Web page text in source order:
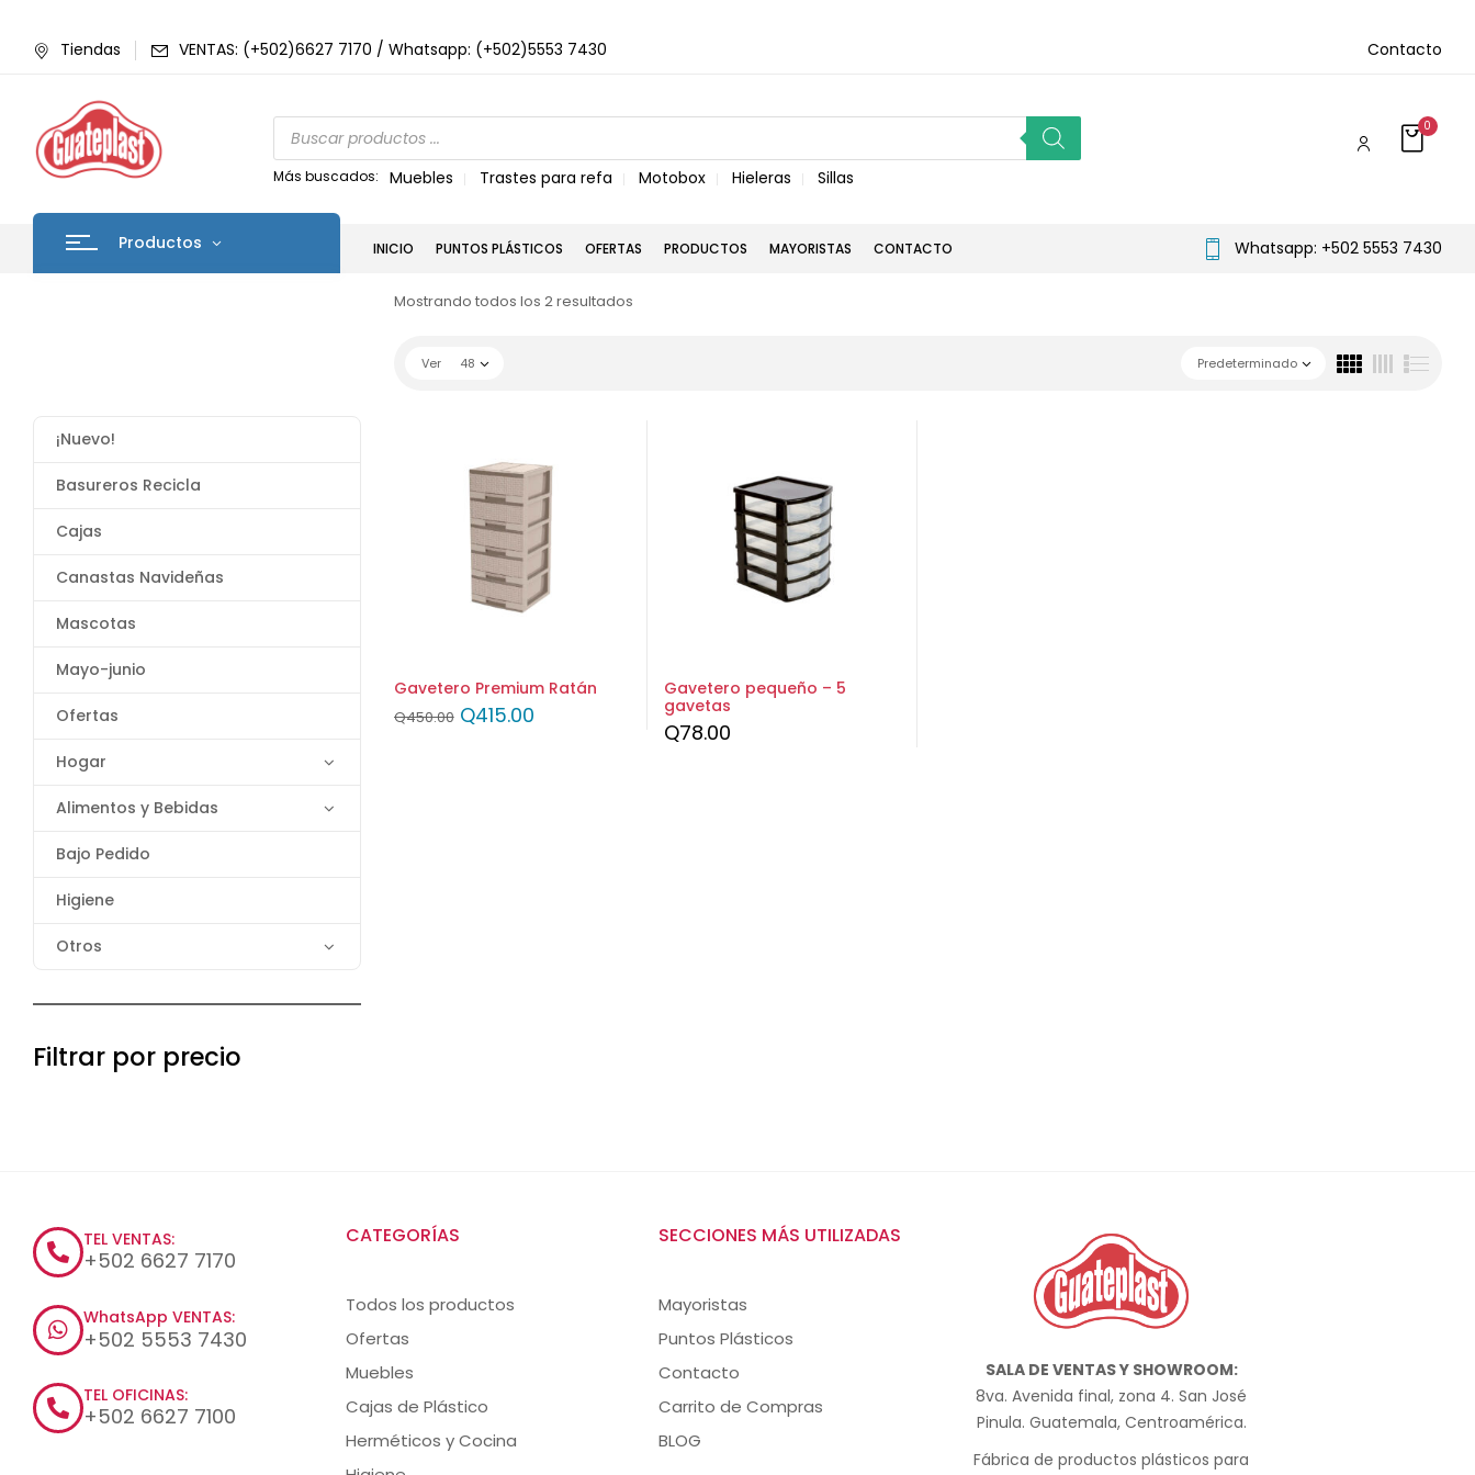
Tiendas VENTAS: (+502)6627 7170 / Whatsapp: (+502)5553 7430 Contacto
Más buscados: Muebles Trastes para refa Motobox Hieleras Sillas
0
Productos INICIO PUNTOS PLÁSTICOS OFERTAS PRODUCTOS MAYORISTAS CONTACTO Whatsapp: +502 5553 7430
¡Nuevo!
Basureros Recicla
Cajas
Canastas Navideñas
Mascotas
Mayo-junio
Ofertas
Hogar
Alimentos y Bebidas
Bajo Pedido
Higiene
Otros
Filtrar por precio
Mostrando todos los 2 resultados
Predeterminado
Ver 48
Gavetero Premium Ratán
Q450.00 Q415.00
Gavetero pequeño – 5
gavetas
Q78.00
TEL VENTAS:
+502 6627 7170
WhatsApp VENTAS:
+502 5553 7430
TEL OFICINAS:
+502 6627 7100
CATEGORÍAS
Todos los productos
Ofertas
Muebles
Cajas de Plástico
Herméticos y Cocina
SECCIONES MÁS UTILIZADAS
Mayoristas
Puntos Plásticos
Contacto
Carrito de Compras
BLOG
SALA DE VENTAS Y SHOWROOM:
8va. Avenida final, zona 4. San José
Pinula. Guatemala, Centroamérica.
Fábrica de productos plásticos para